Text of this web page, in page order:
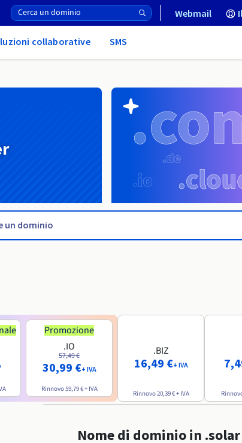
Webmail
collaborative SMS
Promozione
.IO
57,49 €
30,99 €+ IVA
Rinnovo59,79 €+ IVA
.BIZ
16,49 €+ IVA
Rinnovo20,39 €+ IVA
Nome di dominio in .solar